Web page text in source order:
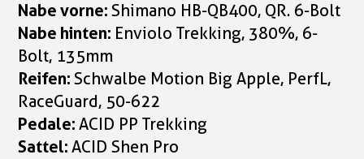
Nabe vorne:Shimano HB-QB400, QR. 6-Bolt
Nabe hinten: Enviolo Trekking, 380%, 6-
Bolt, 135mm
Reifen:Schwalbe Motion Big Apple, PerfL,
RaceGuard, 50-622
Pedale:ACID PP Trekking
Sattel:ACID Shen Pro